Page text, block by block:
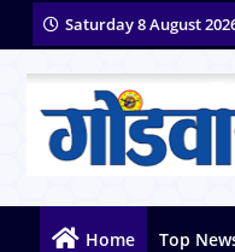
Saturday 8 August
Home Top